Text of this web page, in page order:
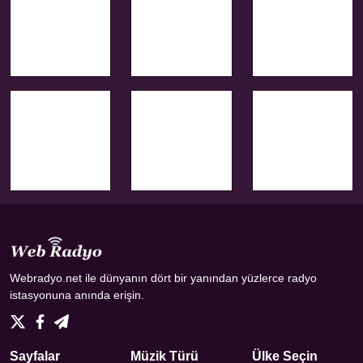
Webradyo.net ile dünyanın dört bir yanından yüzlerce radyo
istasyonuna anında erişin.
Sayfalar Müzik Türü Ülke Seçin